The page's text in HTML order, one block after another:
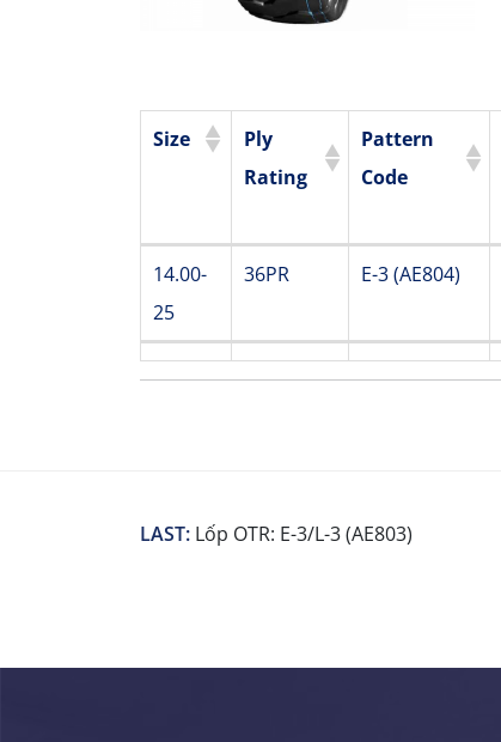
Size
Ply
Rating
Pattern
Code
Size
Ply
Pattern
14.00-
25
36PR E-3 (AE804)
LAST: Lốp OTR: E-3/L-3 (AE803)